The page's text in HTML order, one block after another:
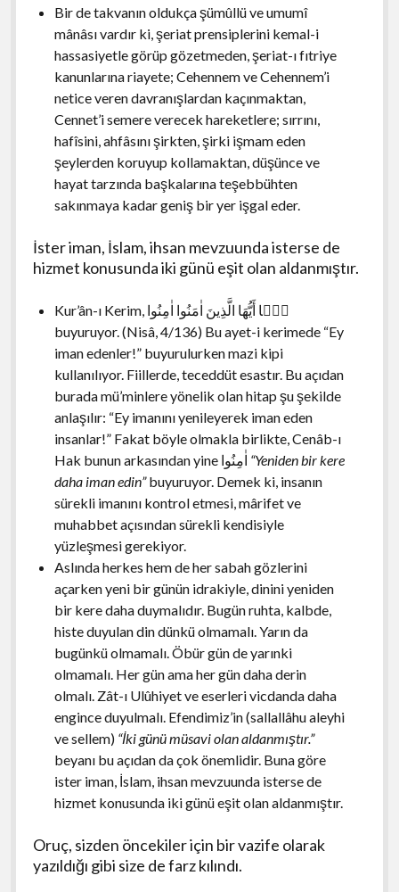
Bir de takvanın oldukça şümûllü ve umumî
mânâsı vardır ki, şeriat prensiplerini kemal-i
hassasiyetle görüp gözetmeden, şeriat-ı fıtriye
kanunlarına riayete; Cehennem ve Cehennem’i
netice veren davranışlardan kaçınmaktan,
Cennet’i semere verecek hareketlere; sırrını,
hafîsini, ahfâsını şirkten, şirki işmam eden
şeylerden koruyup kollamaktan, düşünce ve
hayat tarzında başkalarına teşebbühten
sakınmaya kadar geniş bir yer işgal eder.
İster iman, İslam, ihsan mevzuunda isterse de
hizmet konusunda iki günü eşit olan aldanmıştır.
Kur’ân-ı Kerim, يَۤا أَيُّهَا الَّذِينَ اٰمَنُوا اٰمِنُوا
buyuruyor. (Nisâ, 4/136) Bu ayet-i kerimede “Ey
iman edenler!” buyurulurken mazi kipi
kullanılıyor. Fiillerde, teceddüt esastır. Bu açıdan
burada mü’minlere yönelik olan hitap şu şekilde
anlaşılır: “Ey imanını yenileyerek iman eden
insanlar!” Fakat böyle olmakla birlikte, Cenâb-ı
Hak bunun arkasından yine
“Yeniden bir kere
daha iman edin”buyuruyor. Demek ki, insanın
sürekli imanını kontrol etmesi, mârifet ve
muhabbet açısından sürekli kendisiyle
yüzleşmesi gerekiyor.
Aslında herkes hem de her sabah gözlerini
açarken yeni bir günün idrakiyle, dinini yeniden
bir kere daha duymalıdır. Bugün ruhta, kalbde,
histe duyulan din dünkü olmamalı. Yarın da
bugünkü olmamalı. Öbür gün de yarınki
olmamalı. Her gün ama her gün daha derin
olmalı. Zât-ı Ulûhiyet ve eserleri vicdanda daha
engince duyulmalı. Efendimiz’in (sallallâhu aleyhi
ve sellem) “İki günü müsavi olan aldanmıştır.”
beyanı bu açıdan da çok önemlidir. Buna göre
ister iman, İslam, ihsan mevzuunda isterse de
hizmet konusunda iki günü eşit olan aldanmıştır.
Oruç, sizden öncekiler için bir vazife olarak
yazıldığı gibi size de farz kılındı.